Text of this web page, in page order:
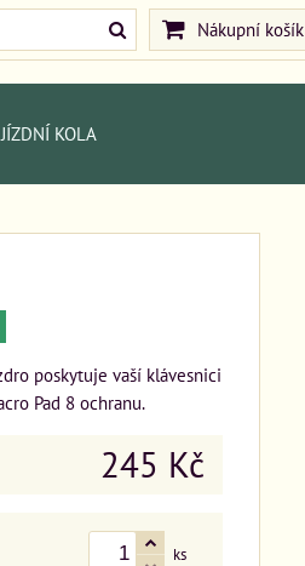
Nákupní košík
KOLA
poskytuje vaší klávesnici
Pad 8 ochranu.
245 Kč
ks